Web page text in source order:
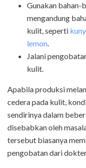
Gunakan bahan-
mengandung
kulit, seperti
lemon.
Jalani
kulit.
Apabila produksi
cedera pada kulit,
sendirinya dalam
disebabkan oleh
tersebut biasanya
pengobatan dari